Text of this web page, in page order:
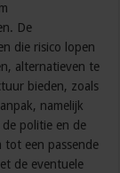
De
die risico lopen
alternatieven te
bieden, zoals
namelijk
politie en de
tot een passende
de eventuele